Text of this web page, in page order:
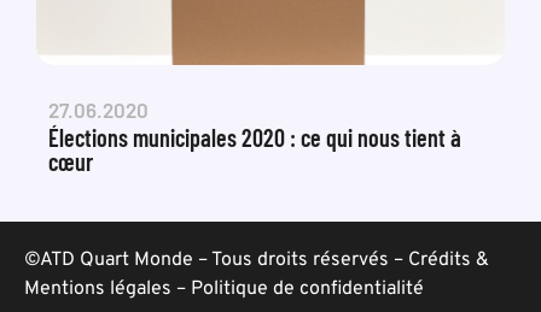
27.06.2020
Élections municipales 2020 : ce qui nous tient à
cœur
©ATD Quart Monde – Tous droits réservés – Crédits &
Mentions légales – Politique de confidentialité